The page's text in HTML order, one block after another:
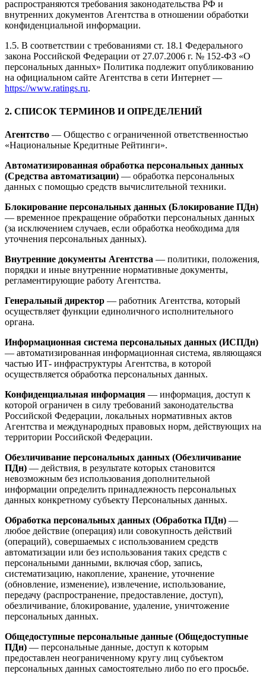
распространяются требования законодательства РФ и
внутренних документов Агентства в отношении обработки
конфиденциальной информации.
1.5. В соответствии с требованиями ст. 18.1 Федерального
закона Российской Федерации от 27.07.2006 г. № 152-ФЗ «О
персональных данных» Политика подлежит опубликованию
на официальном сайте Агентства в сети Интернет —
https://www.ratings.ru.
2. СПИСОК ТЕРМИНОВ И ОПРЕДЕЛЕНИЙ
Агентство — Общество с ограниченной ответственностью
«Национальные Кредитные Рейтинги».
Автоматизированная обработка персональных данных
(Средства автоматизации) — обработка персональных
данных с помощью средств вычислительной техники.
Блокирование персональных данных (Блокирование ПДн)
— временное прекращение обработки персональных данных
(за исключением случаев, если обработка необходима для
уточнения персональных данных).
Внутренние документы Агентства — политики, положения,
порядки и иные внутренние нормативные документы,
регламентирующие работу Агентства.
Генеральный директор — работник Агентства, который
осуществляет функции единоличного исполнительного
органа.
Информационная система персональных данных (ИСПДн)
— автоматизированная информационная система, являющаяся
частью ИТ- инфраструктуры Агентства, в которой
осуществляется обработка персональных данных.
Конфиденциальная информация — информация, доступ к
которой ограничен в силу требований законодательства
Российской Федерации, локальных нормативных актов
Агентства и международных правовых норм, действующих на
территории Российской Федерации.
Обезличивание персональных данных (Обезличивание
ПДн) — действия, в результате которых становится
невозможным без использования дополнительной
информации определить принадлежность персональных
данных конкретному субъекту Персональных данных.
Обработка персональных данных (Обработка ПДн) —
любое действие (операция) или совокупность действий
(операций), совершаемых с использованием средств
автоматизации или без использования таких средств с
персональными данными, включая сбор, запись,
систематизацию, накопление, хранение, уточнение
(обновление, изменение), извлечение, использование,
передачу (распространение, предоставление, доступ),
обезличивание, блокирование, удаление, уничтожение
персональных данных.
Общедоступные персональные данные (Общедоступные
ПДн) — персональные данные, доступ к которым
предоставлен неограниченному кругу лиц субъектом
персональных данных самостоятельно либо по его просьбе.